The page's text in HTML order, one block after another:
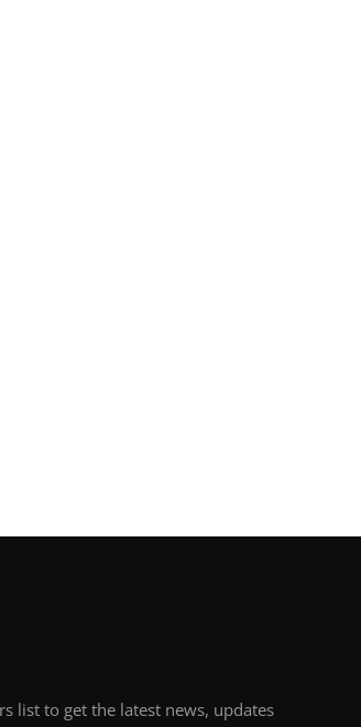
list to get the latest news, updates